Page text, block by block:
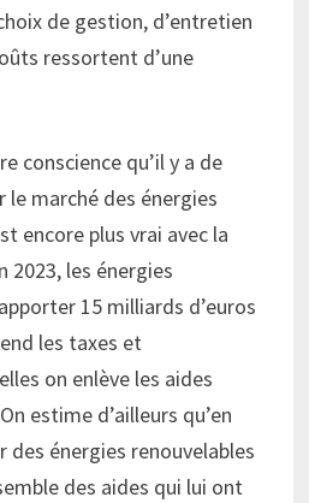
de gestion, d’entretien
ressortent d’une
conscience qu’il y a de
le marché des énergies
encore plus vrai avec la
2023, les énergies
15 milliards d’euros
les taxes et
on enlève les aides
estime d’ailleurs qu’en
des énergies renouvelables
des aides qui lui ont